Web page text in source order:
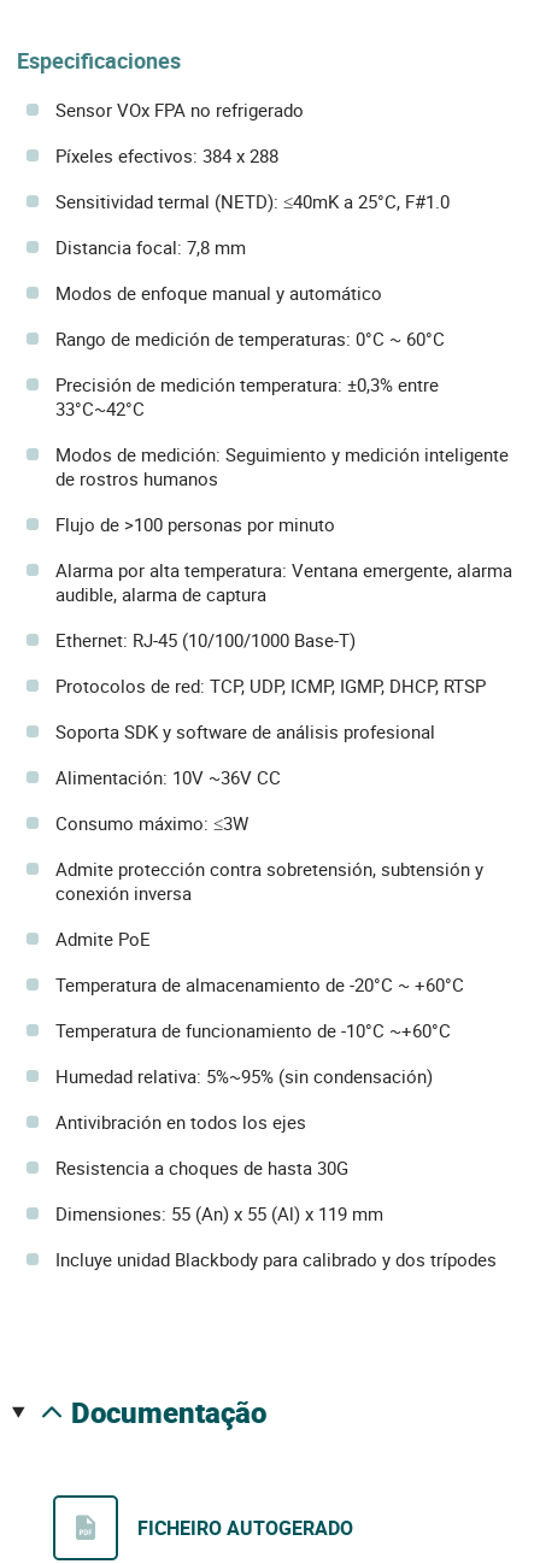
Especificaciones
Sensor VOx FPA no refrigerado
Píxeles efectivos: 384 x 288
Sensitividad termal (NETD): ≤40mK a 25°C, F#1.0
Distancia focal: 7,8 mm
Modos de enfoque manual y automático
Rango de medición de temperaturas: 0°C ~ 60°C
Precisión de medición temperatura: ±0,3% entre
33°C~42°C
Modos de medición: Seguimiento y medición inteligente
de rostros humanos
Flujo de >100 personas por minuto
Alarma por alta temperatura: Ventana emergente, alarma
audible, alarma de captura
Ethernet: RJ-45 (10/100/1000 Base-T)
Protocolos de red: TCP, UDP, ICMP, IGMP, DHCP, RTSP
Soporta SDK y software de análisis profesional
Alimentación: 10V ~36V CC
Consumo máximo: ≤3W
Admite protección contra sobretensión, subtensión y
conexión inversa
Admite PoE
Temperatura de almacenamiento de -20°C ~ +60°C
Temperatura de funcionamiento de -10°C ~+60°C
Humedad relativa: 5%~95% (sin condensación)
Antivibración en todos los ejes
Resistencia a choques de hasta 30G
Dimensiones: 55 (An) x 55 (Al) x 119 mm
Incluye unidad Blackbody para calibrado y dos trípodes
documentação
FICHEIRO AUTOGERADO